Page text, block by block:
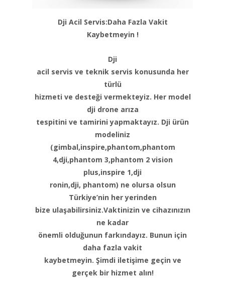
Dji Acil Servis:Daha Fazla Vakit
Kaybetmeyin !
Dji
acil servis ve teknik servis konusunda her
türlü
hizmeti ve desteği vermekteyiz. Her model
dji drone arıza
tespitini ve tamirini yapmaktayız. Dji ürün
modeliniz
(gimbal,inspire,phantom,phantom
4,dji,phantom 3,phantom 2 vision
plus,inspire 1,dji
ronin,dji, phantom) ne olursa olsun
Türkiye’nin her yerinden
bize ulaşabilirsiniz.Vaktinizin ve cihazınızın
ne kadar
önemli olduğunun farkındayız. Bunun için
daha fazla vakit
kaybetmeyin. Şimdi iletişime geçin ve
gerçek bir hizmet alın!